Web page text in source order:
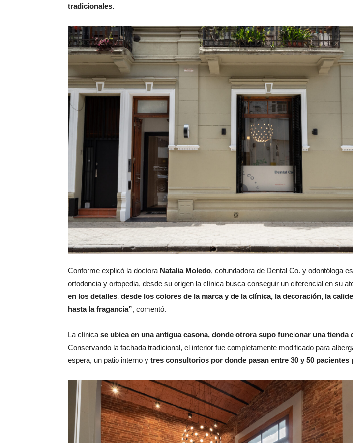
tradicionales.
Conforme explicó la doctora Natalia Moledo, cofundadora de Dental Co. y odontóloga
ortodoncia y ortopedia, desde su origen la clínica busca conseguir un diferencial en su
en los detalles, desde los colores de la marca y de la clínica, la decoración, la
hasta la fragancia”, comentó.
La clínica se ubica en una antigua casona, donde otrora supo funcionar una tienda
Conservando la fachada tradicional, el interior fue completamente modificado para
espera, un patio interno y tres consultorios por donde pasan entre 30 y 50 pacientes